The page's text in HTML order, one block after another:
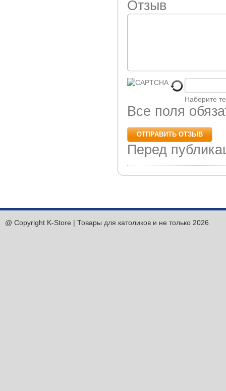
Отзыв
Наберите
Все поля
Перед
@ Copyright K-Store | Товары для католиков и не только 2026